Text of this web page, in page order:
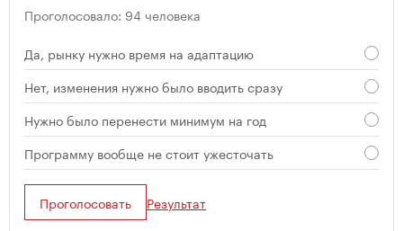
Проголосовало: 94 человека
Да, рынку нужно время на адаптацию
Нет, изменения нужно было вводить сразу
Нужно было перенести минимум на год
Программу вообще не стоит ужесточать
Проголосовать Результат